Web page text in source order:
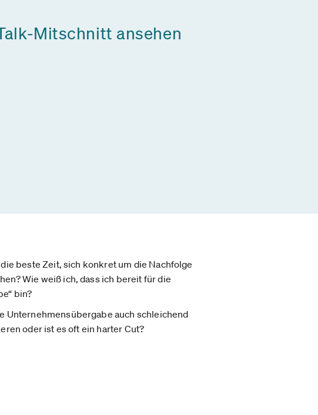
Mitschnitt ansehen
beste Zeit, sich konkret um die Nachfolge
Wie weiß ich, dass ich bereit für die
bin?
Unternehmensübergabe auch schleichend
oder ist es oft ein harter Cut?